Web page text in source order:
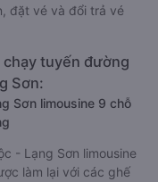
đặt vé và đổi trả vé
tuyến đường
Sơn:
Sơn limousine 9 chỗ
- Lạng Sơn limousine
làm lại với các ghế